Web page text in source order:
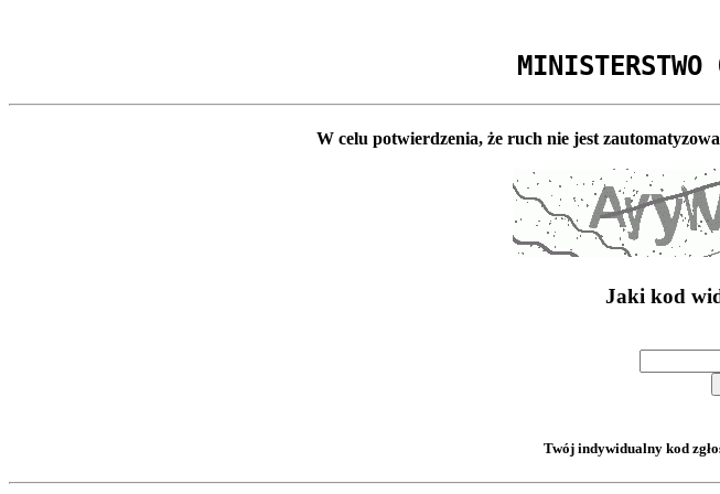
MINISTERSTWO
W celu potwierdzenia, że ruch nie jest
Jaki kod
Twój indywidualny kod